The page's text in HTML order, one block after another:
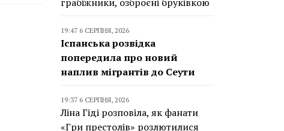
19:47 6 СЕРПНЯ, 2026
Іспанська розвідка
попередила про новий
наплив мігрантів до Сеути
19:37 6 СЕРПНЯ, 2026
Ліна Гіді розповіла, як фанати
«Гри престолів» розлютилися